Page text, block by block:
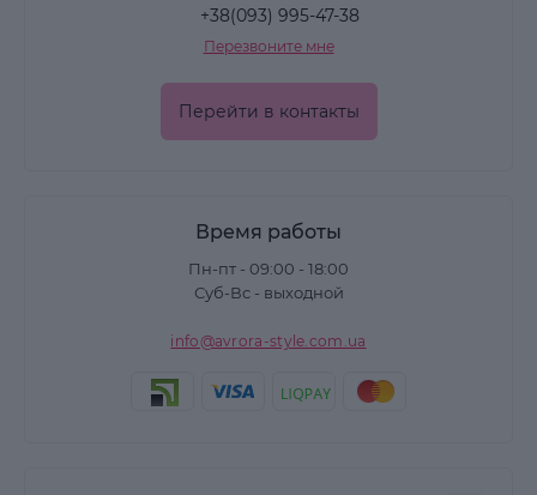
+38(093) 995-47-38
Перезвоните мне
Перейти в контакты
Время работы
Пн-пт - 09:00 - 18:00
Суб-Вс - выходной
info@avrora-style.com.ua